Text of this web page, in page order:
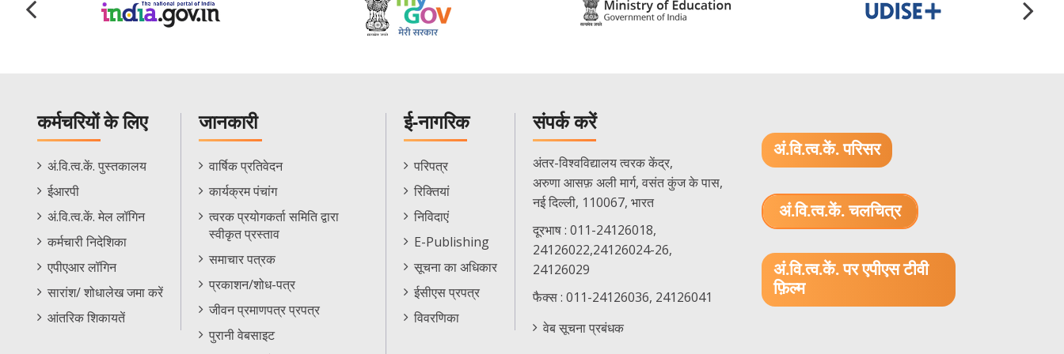
कर्मचरियों के लिए
Staff
Footer
Menu
अं.वि.त्व.कें. पुस्तकालय
ईआरपी
अं.वि.त्व.कें. मेल लॉगिन
कर्मचारी निदेशिका
एपीएआर लॉगिन
सारांश/ शोधालेख जमा करें
आंतरिक शिकायतें
जानकारी
Informations
Menu
वार्षिक प्रतिवेदन
कार्यक्रम पंचांग
त्वरक प्रयोगकर्ता समिति द्वारा
स्वीकृत प्रस्ताव
समाचार पत्रक
प्रकाशन/शोध-पत्र
जीवन प्रमाणपत्र प्रपत्र
पुरानी वेबसाइट
ई-नागरिक
E-
Citizen
Menu
परिपत्र
रिक्तियां
निविदाएं
E-Publishing
सूचना का अधिकार
ईसीएस प्रपत्र
विवरणिका
संपर्क करें
अंतर-विश्वविद्यालय त्वरक केंद्र,
अरुणा आसफ़ अली मार्ग, वसंत कुंज के पास,
नई दिल्ली, 110067, भारत
दूरभाष : 011-24126018,
24126022,24126024-26,
24126029
फैक्स : 011-24126036, 24126041
वेब सूचना प्रबंधक
अं.वि.त्व.कें. परिसर
अं.वि.त्व.कें. चलचित्र
अं.वि.त्व.कें. पर एपीएस टीवी
फ़िल्म